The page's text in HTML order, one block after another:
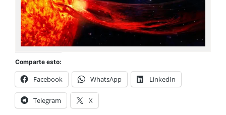
Comparte esto:
Facebook WhatsApp LinkedIn
Telegram X